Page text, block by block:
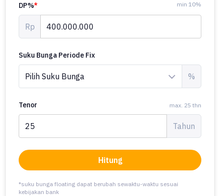
DP%* min 10%
Rp
Suku Bunga Periode Fix
%
Tenor max. 25 thn
Tahun
Hitung
*suku bunga floating dapat berubah sewaktu-waktu sesuai
kebijakan bank